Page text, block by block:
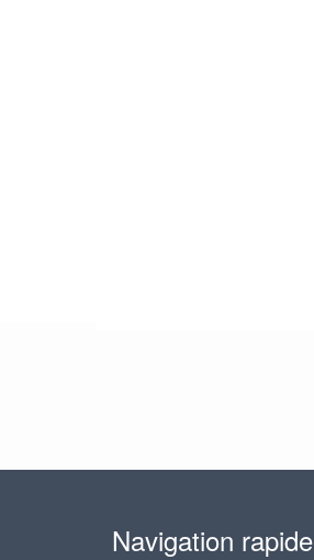
Navigation rapide